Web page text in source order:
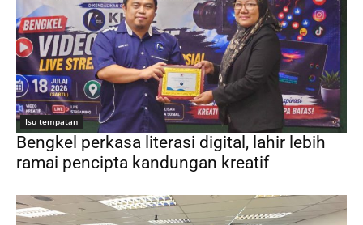
Isu tempatan
Bengkel perkasa literasi digital, lahir lebih
ramai pencipta kandungan kreatif